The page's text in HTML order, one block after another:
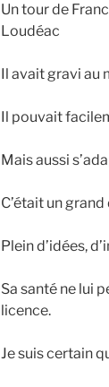
Un tour de
Loudéac
Il avait gravi au
Il pouvait
Mais aussi
C’était un
Plein d’idées,
Sa santé ne lui
licence.
Je suis certain